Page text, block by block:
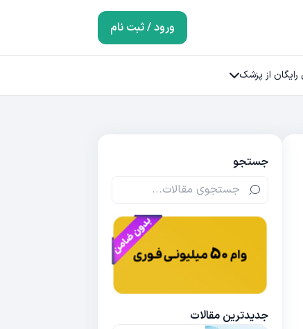
ورود / ثبت نام
رایگان از پزشک
جستجو
جدیدترین مقالات